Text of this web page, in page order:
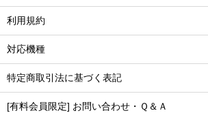
利用規約
対応機種
特定商取引法に基づく表記
[有料会員限定] お問い合わせ・Ｑ＆Ａ